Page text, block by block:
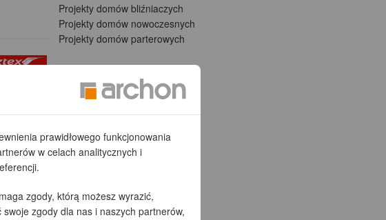
Projekty domów bliźniaczych
Projekty domów nowoczesnych
Projekty domów parterowych
prawidłowego funkcjonowania
w celach analitycznych i
zgody, którą możesz wyrazić,
zgody dla nas i naszych partnerów,